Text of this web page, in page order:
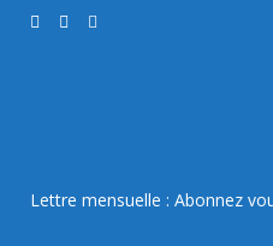
Lettre mensuelle : Abonnez